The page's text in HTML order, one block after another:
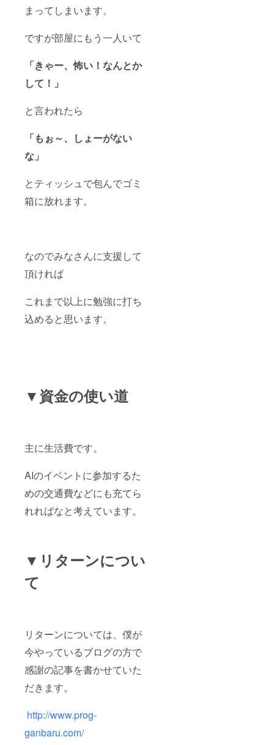
まってしまいます。
ですが部屋にもう一人いて
「きゃー、怖い！なんとか
して！」
と言われたら
「もぉ～、しょーがない
な」
とティッシュで包んでゴミ
箱に放れます。
なのでみなさんに支援して
頂ければ
これまで以上に勉強に打ち
込めると思います。
▼資金の使い道
主に生活費です。
AIのイベントに参加するた
めの交通費などにも充てら
れればなと考えています。
▼リターンについ
て
リターンについては、僕が
今やっているブログの方で
感謝の記事を書かせていた
だきます。
http://www.prog-
ganbaru.com/